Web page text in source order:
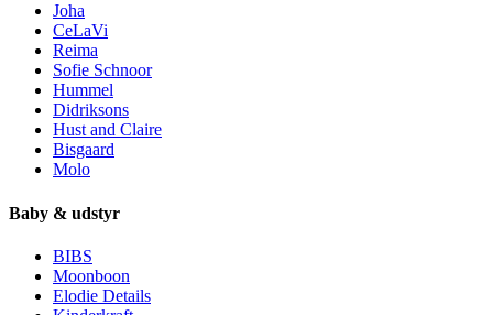
Joha
CeLaVi
Reima
Sofie Schnoor
Hummel
Didriksons
Hust and Claire
Bisgaard
Molo
Baby & udstyr
BIBS
Moonboon
Elodie Details